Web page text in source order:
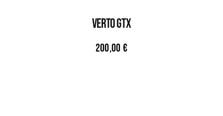
VERTO GTX
200,00 €